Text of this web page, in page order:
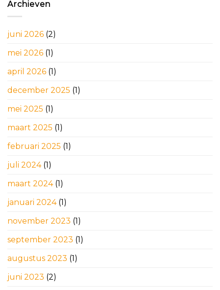
Archieven
juni 2026 (2)
mei 2026 (1)
april 2026 (1)
december 2025 (1)
mei 2025 (1)
maart 2025 (1)
februari 2025 (1)
juli 2024(1)
maart 2024(1)
januari 2024(1)
november 2023 (1)
september 2023 (1)
augustus 2023 (1)
juni 2023 (2)